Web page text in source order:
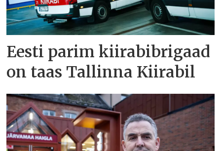
Eesti parim kiirabibrigaad
on taas Tallinna Kiirabil